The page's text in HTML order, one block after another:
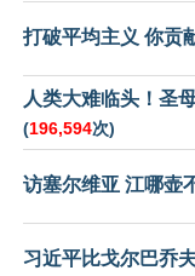
打破平均主义 你贡
人类大难临头！圣
(196,594次)
访塞尔维亚 江哪壶
习近平比戈尔巴乔